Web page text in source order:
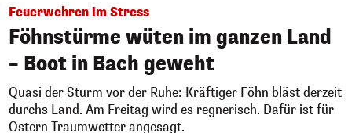
Feuerwehren im Stress
Föhnstürme wüten im ganzen Land
– Boot in Bach geweht
Quasi der Sturm vor der Ruhe: Kräftiger Föhn bläst derzeit
durchs Land. Am Freitag wird es regnerisch. Dafür ist für
Ostern Traumwetter angesagt.